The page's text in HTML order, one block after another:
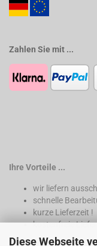
Diese Webseite
Zahlen Sie mit ...
Ihre Vorteile ...
wir liefern
schnelle
kurze Lieferzeit !
kostenfreie
* nur innerhalb Deutschland